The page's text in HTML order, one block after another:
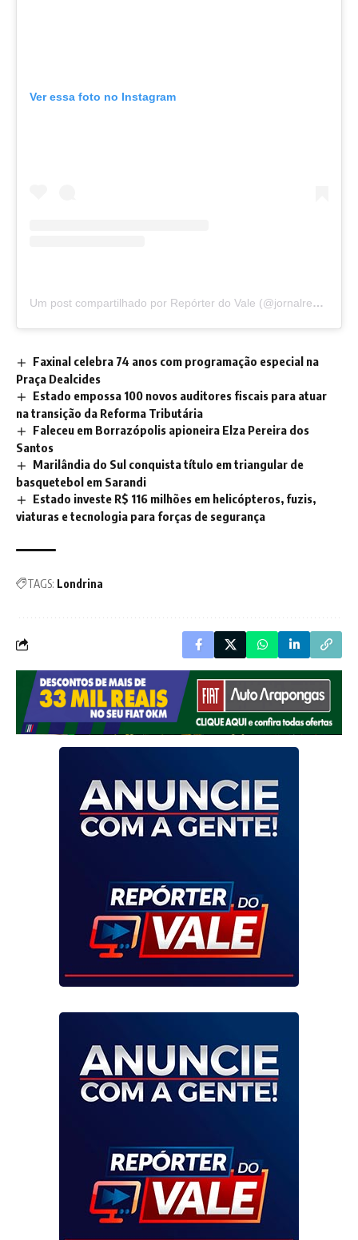
Ver essa foto no Instagram
Um post compartilhado por Repórter do Vale (@jornalreporterdovale)
Faxinal celebra 74 anos com programação especial na
Praça Dealcides
Estado empossa 100 novos auditores fiscais para atuar
na transição da Reforma Tributária
Faleceu em Borrazópolis apioneira Elza Pereira dos
Santos
Marilândia do Sul conquista título em triangular de
basquetebol em Sarandi
Estado investe R$ 116 milhões em helicópteros, fuzis,
viaturas e tecnologia para forças de segurança
TAGS: Londrina